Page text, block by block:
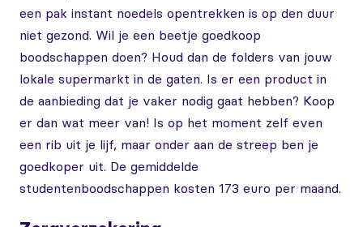
een pak instant noedels opentrekken is op den duur
niet gezond. Wil je een beetje goedkoop
boodschappen doen? Houd dan de folders van jouw
lokale supermarkt in de gaten. Is er een product in
de aanbieding dat je vaker nodig gaat hebben? Koop
er dan wat meer van! Is op het moment zelf even
een rib uit je lijf, maar onder aan de streep ben je
goedkoper uit. De gemiddelde
studentenboodschappen kosten 173 euro per maand.